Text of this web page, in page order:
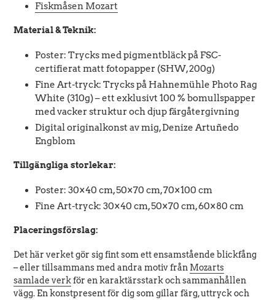
Fiskmåsen Mozart
Material & Teknik:
Poster: Trycks med pigmentbläck på FSC-
certifierat matt fotopapper (SHW, 200g)
Fine Art-tryck: Trycks på Hahnemühle Photo Rag
White (310g) – ett exklusivt 100 % bomullspapper
med vacker struktur och djup färgåtergivning
Digital originalkonst av mig, Denize Artuñedo
Engblom
Tillgängliga storlekar:
Poster: 30×40 cm, 50×70 cm, 70×100 cm
Fine Art-tryck: 30×40 cm, 50×70 cm, 60×80 cm
Placeringsförslag:
Det här verket gör sig fint som ett ensamstående blickfång
– eller tillsammans med andra motiv från Mozarts
samlade verkför en karaktärsstark och sammanhållen
vägg. En konstpresent för dig som gillar färg, uttryck och